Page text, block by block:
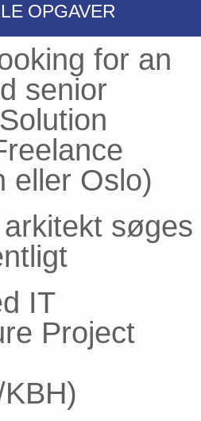
OPGAVER
for an
senior
eller Oslo)
søges
IT
Project